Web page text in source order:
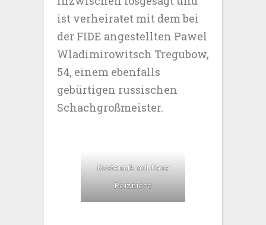
ist verheiratet mit dem bei
der FIDE angestellten Pawel
Wladimirowitsch Tregubow,
54, einem ebenfalls
gebürtigen russischen
Schachgroßmeister.
Kosteniuk mit Dana
Reizniece